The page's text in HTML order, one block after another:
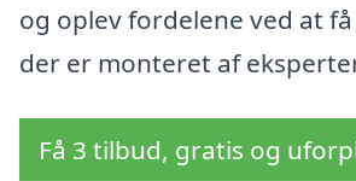
og oplev fordelene ved at
der er monteret af
Få 3 tilbud, gratis og